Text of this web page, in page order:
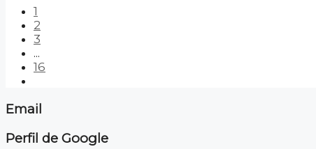
1
2
3
...
16
Email
Perfil de Google